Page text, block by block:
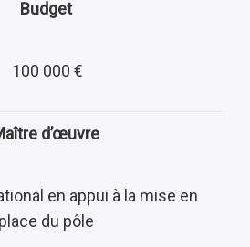
Budget
100 000 €
d’œuvre
en appui à la mise en
place du pôle